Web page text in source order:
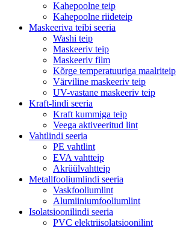
Kahepoolne teip
Kahepoolne riideteip
Maskeeriva teibi seeria
Washi teip
Maskeeriv teip
Maskeeriv film
Kõrge temperatuuriga maalriteip
Värviline maskeeriv teip
UV-vastane maskeeriv teip
Kraft-lindi seeria
Kraft kummiga teip
Veega aktiveeritud lint
Vahtlindi seeria
PE vahtlint
EVA vahtteip
Akrüülvahtteip
Metallfooliumlindi seeria
Vaskfooliumlint
Alumiiniumfooliumlint
Isolatsioonilindi seeria
PVC elektriisolatsioonilint